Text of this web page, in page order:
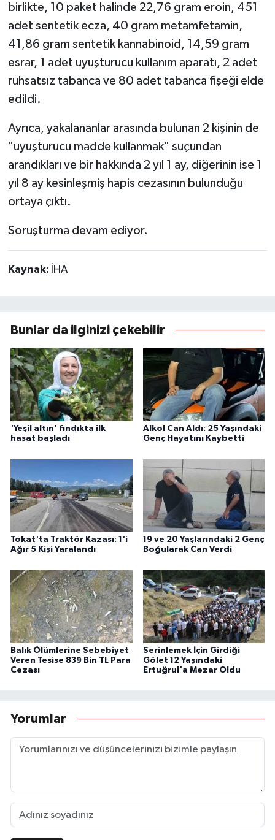
birlikte, 10 paket halinde 22,76 gram eroin, 451
adet sentetik ecza, 40 gram metamfetamin,
41,86 gram sentetik kannabinoid, 14,59 gram
esrar, 1 adet uyuşturucu kullanım aparatı, 2 adet
ruhsatsız tabanca ve 80 adet tabanca fişeği elde
edildi.
Ayrıca, yakalananlar arasında bulunan 2 kişinin de
"uyuşturucu madde kullanmak" suçundan
arandıkları ve bir hakkında 2 yıl 1 ay, diğerinin ise 1
yıl 8 ay kesinleşmiş hapis cezasının bulunduğu
ortaya çıktı.
Soruşturma devam ediyor.
Kaynak: İHA
Bunlar da ilginizi çekebilir
'Yeşil altın' fındıkta ilk
hasat başladı
Alkol Can Aldı: 25 Yaşındaki
Genç Hayatını Kaybetti
Tokat'ta Traktör Kazası: 1'i
Ağır 5 Kişi Yaralandı
19 ve 20 Yaşlarındaki 2 Genç
Boğularak Can Verdi
Balık Ölümlerine Sebebiyet
Veren Tesise 839 Bin TL Para
Cezası
Serinlemek İçin Girdiği
Gölet 12 Yaşındaki
Ertuğrul'a Mezar Oldu
Yorumlar